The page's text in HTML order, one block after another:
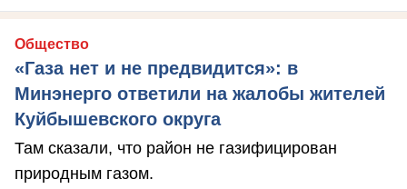
Общество
«Газа нет и не предвидится»: в
Минэнерго ответили на жалобы жителей
Куйбышевского округа
Там сказали, что район не газифицирован
природным газом.